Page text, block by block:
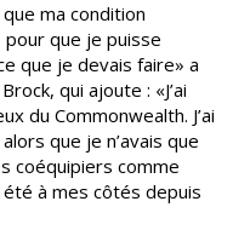
ma condition
que je puisse
que je devais faire» a
qui ajoute : «J’ai
du Commonwealth. J’ai
que je n’avais que
coéquipiers comme
à mes côtés depuis